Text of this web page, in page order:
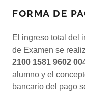
FORMA DE
El ingreso total del
de Examen se
2100 1581 9602
alumno y el
bancario del pago